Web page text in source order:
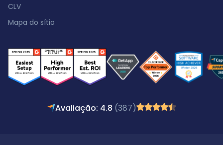
CLV
Mapa do sítio
Avaliação: 4.8 (387)